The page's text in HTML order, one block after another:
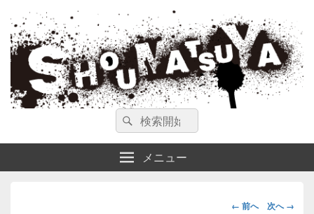
ガンスミス 庄松屋
庄松屋は様々なガンスミスを 製作途中や動画を交えて公開しています。
検
索
対
象:
検
索
メニュー
画
← 前へ 次へ →